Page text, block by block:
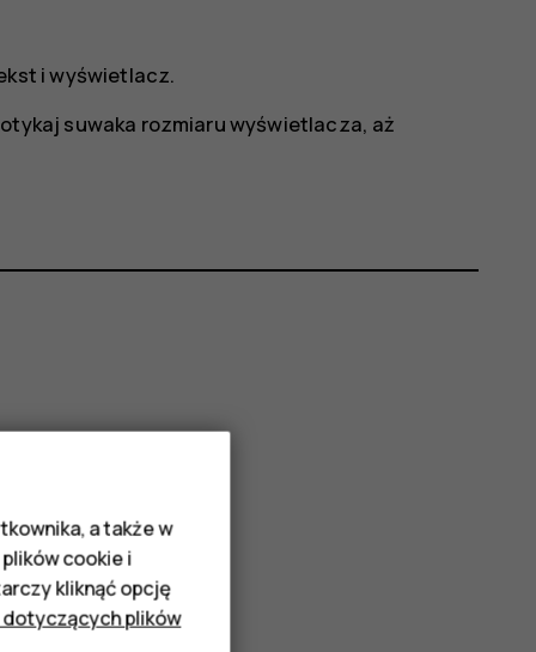
i wyświetlacz.
suwaka rozmiaru wyświetlacza, aż
a także w
cookie i
kliknąć opcję
plików